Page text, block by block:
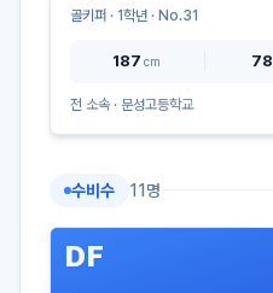
골키퍼 · 1학년 · No.31
187 cm 78
전 소속 · 문성고등학교
수비수 11 명
DF